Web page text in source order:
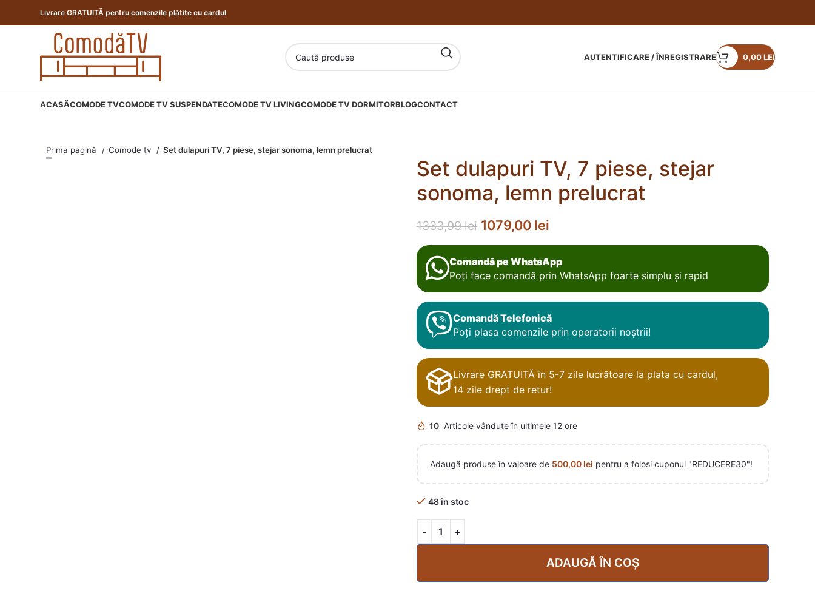
Livrare GRATUITĂ pentru comenzile plătite cu cardul
AUTENTIFICARE / ÎNREGISTRARE 0,00LEI
ACASĂCOMODE TVCOMODE TV SUSPENDATECOMODE TV LIVINGCOMODE TV DORMITORBLOGCONTACT
Prima pagină Comode tv Set dulapuri TV, 7 piese, stejar sonoma, lemn prelucrat
Set dulapuri TV, 7 piese, stejar
sonoma, lemn prelucrat
1333,99lei 1079,00 lei
Comandă pe WhatsApp
Poți face comandă prin WhatsApp foarte simplu și rapid
Comandă Telefonică
Poți plasa comenzile prin operatorii noștrii!
Livrare GRATUITĂ în 5-7 zile lucrătoare la plata cu cardul,
14 zile drept de retur!
10 Articole vândute în ultimele 12 ore
Adaugă produse în valoare de 500,00 lei pentru a folosi cuponul "REDUCERE30"!
48 în stoc
ADAUGĂ ÎN COȘ